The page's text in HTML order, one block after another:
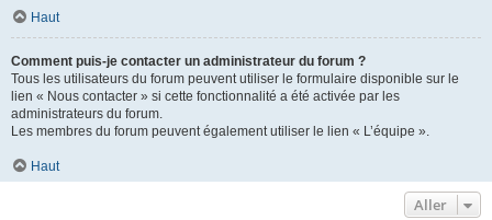
Haut
Comment puis-je contacter un administrateur du forum ?
Tous les utilisateurs du forum peuvent utiliser le formulaire disponible sur le
lien « Nous contacter » si cette fonctionnalité a été activée par les
administrateurs du forum.
Les membres du forum peuvent également utiliser le lien « L’équipe ».
Haut
Aller